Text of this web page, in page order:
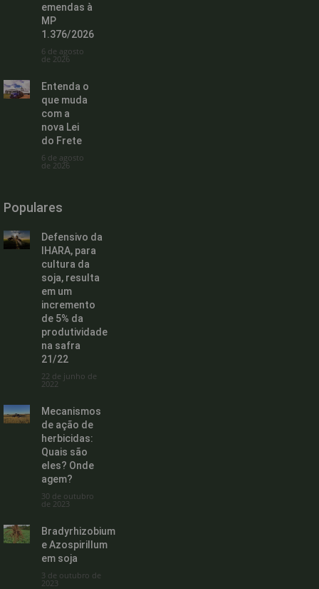
emendas à
MP
1.376/2026
6 de agosto
de 2026
Entenda o
que muda
com a
nova Lei
do Frete
6 de agosto
de 2026
Populares
Defensivo da
IHARA, para
cultura da
soja, resulta
em um
incremento
de 5% da
produtividade
na safra
21/22
22 de junho de
2022
Mecanismos
de ação de
herbicidas:
Quais são
eles? Onde
agem?
30 de outubro
de 2023
Bradyrhizobium
e Azospirillum
em soja
3 de outubro de
2023